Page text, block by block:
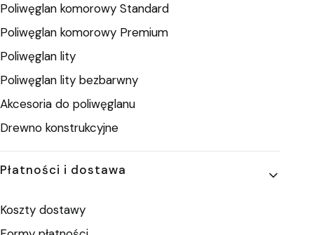
Poliwęglan komorowy Standard
Poliwęglan komorowy Premium
Poliwęglan lity
Poliwęglan lity bezbarwny
Akcesoria do poliwęglanu
Drewno konstrukcyjne
Płatności i dostawa
Koszty dostawy